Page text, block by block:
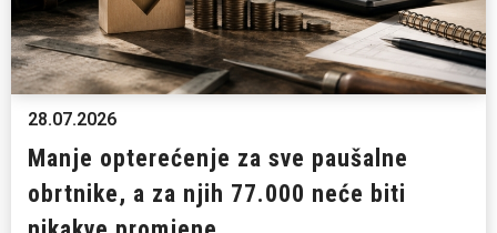
28.07.2026
Manje opterećenje za sve paušalne
obrtnike, a za njih 77.000 neće biti